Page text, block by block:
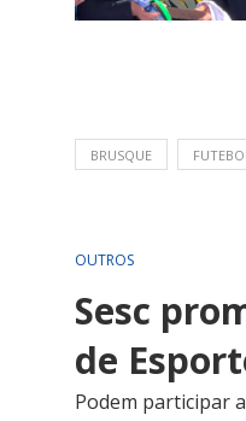
BRUSQUE
OUTROS
Sesc
de
Podem participar